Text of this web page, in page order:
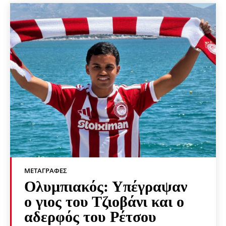
ΜΕΤΑΓΡΑΦΈΣ
Ολυμπιακός: Υπέγραψαν
ο γιος του Τζιοβάνι και ο
αδερφός του Ρέτσου